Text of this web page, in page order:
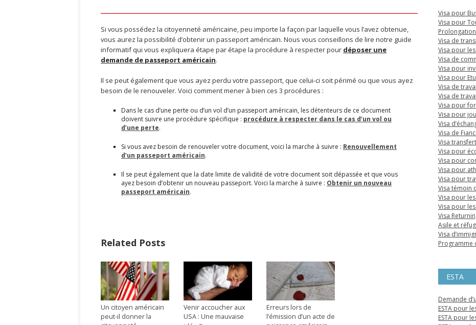
Si vous possédez la citoyenneté américaine, peu importe la façon par laquelle vous l’avez obtenue,
vous aurez la possibilité d’obtenir un passeport américain. Nous vous conseillons de lire notre guide
informatif qui vous expliquera étape par étape la procédure à respecter pour déposer une
demande de passeport américain.
Il se peut également que vous ayez perdu votre passeport, que celui-ci soit périmé ou que vous ayez
besoin de le renouveler. Voici comment mener à bien ces 3 procédures :
Dans le cas d’une perte ou d’un vol d’un passeport américain, les détenteurs de ce document
doivent suivre une procédure spécifique : procédure à respecter dans le cas d’un vol ou
d’une perte.
Si vous avez besoin de renouveler votre document, voici la marche à suivre : Renouvellement
d’un passeport américain.
Il se peut également que la date limite de validité de votre document soit dépassée et que vous
ayez besoin d’obtenir un nouveau passeport. Voici la marche à suivre : Obtenir un nouveau
passeport américain.
Related Posts
Un citoyen américain
peut-il donner la
Venir accoucher aux
USA : Une mauvaise
Erreurs lors de
l’émission d’un acte de
Visa pour
Visa pour
Visa de
Visa pour
Visa de
Visa pour
Visa pour
Visa de
Visa de
Visa pour
Visa pour
Visa
Visa de
Visa
Visa pour
Visa pour
Visa pour
Visa pour
Visa témoin
Visa pour
Visa pour
Visa
Asile et
Visa
Programme
ESTA
Demande
ESTA pour
ESTA pour